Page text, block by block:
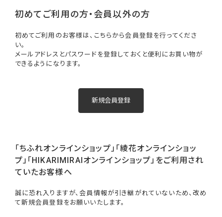
初めてご利用の方・会員以外の方
初めてご利用のお客様は、こちらから会員登録を行ってくださ
い。
メールアドレスとパスワードを登録しておくと便利にお買い物が
できるようになります。
「ちふれオンラインショップ」「綾花オンラインショッ
プ」「HIKARIMIRAIオンラインショップ」をご利用され
ていたお客様へ
誠に恐れ入りますが、会員情報が引き継がれていないため、改め
て新規会員登録をお願いいたします。